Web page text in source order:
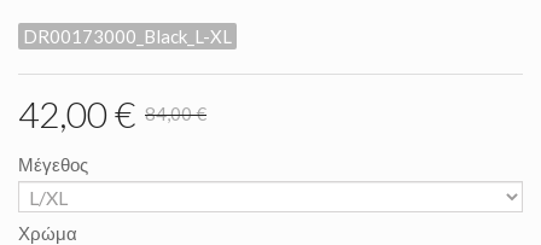
DR00173000_Black_L-XL
42,00 € 84,00 €
Μέγεθος
Χρώμα